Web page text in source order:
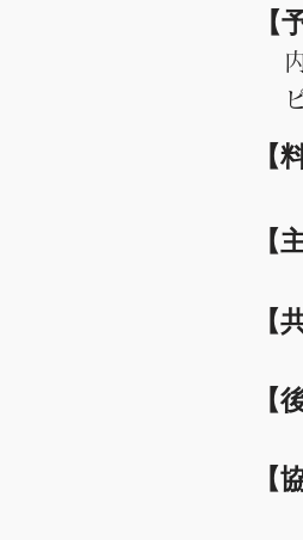
【
【
【
【
【
【